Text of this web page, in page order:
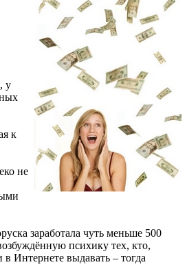
у
к
не
заработала чуть меньше 500
психику тех, кто,
Интернете выдавать – тогда